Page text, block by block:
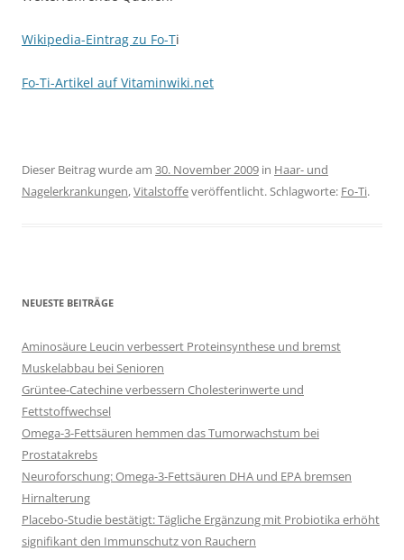
Wikipedia-Eintrag zu Fo-Ti
Fo-Ti-Artikel auf Vitaminwiki.net
Dieser Beitrag wurde am 30. November 2009 in Haar- und
Nagelerkrankungen,Vitalstoffeveröffentlicht. Schlagworte: Fo-Ti.
NEUESTE BEITRÄGE
Aminosäure Leucin verbessert Proteinsynthese und bremst
Muskelabbau bei Senioren
Grüntee-Catechine verbessern Cholesterinwerte und
Fettstoffwechsel
Omega-3-Fettsäuren hemmen das Tumorwachstum bei
Prostatakrebs
Neuroforschung: Omega-3-Fettsäuren DHA und EPA bremsen
Hirnalterung
Placebo-Studie bestätigt: Tägliche Ergänzung mit Probiotika erhöht
signifikant den Immunschutz von Rauchern